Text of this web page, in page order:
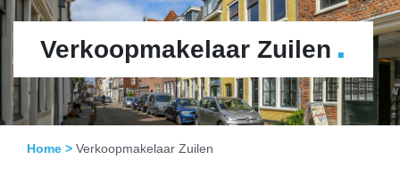
Verkoopmakelaar Zuilen .
Home > Verkoopmakelaar Zuilen